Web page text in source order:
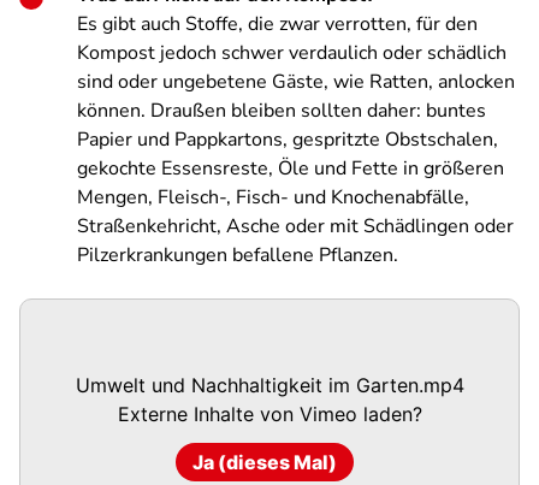
Es gibt auch Stoffe, die zwar verrotten, für den
Kompost jedoch schwer verdaulich oder schädlich
sind oder ungebetene Gäste, wie Ratten, anlocken
können. Draußen bleiben sollten daher: buntes
Papier und Pappkartons, gespritzte Obstschalen,
gekochte Essensreste, Öle und Fette in größeren
Mengen, Fleisch-, Fisch- und Knochenabfälle,
Straßenkehricht, Asche oder mit Schädlingen oder
Pilzerkrankungen befallene Pflanzen.
Umwelt und Nachhaltigkeit im Garten.mp4
Externe Inhalte von Vimeo laden?
Ja (dieses Mal)